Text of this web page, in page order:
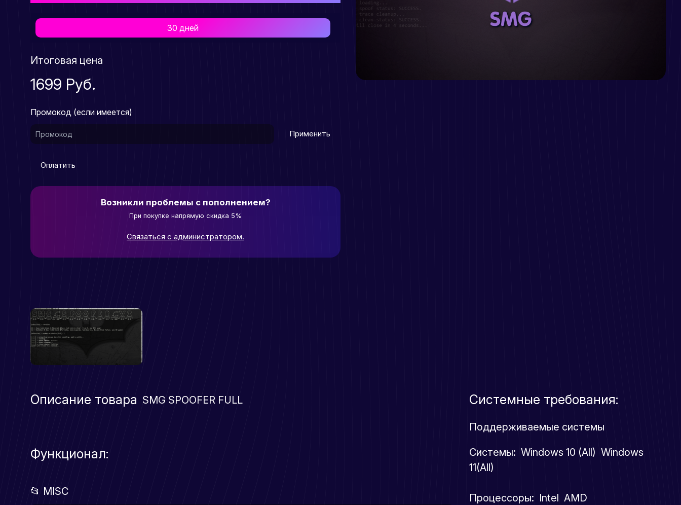
30 дней
Итоговая цена
1699 Руб.
Промокод (если имеется)
Применить
Оплатить
Возникли проблемы с пополнением?
При покупке напрямую скидка 5%
Связаться с администратором.
Описание товара SMG SPOOFER FULL
Функционал:
📂 MISC
Системные требования:
Поддерживаемые системы
Системы: Windows 10 (All) Windows
11(All)
Процессоры: Intel AMD